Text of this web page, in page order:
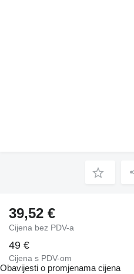
39,52 €
Cijena bez PDV-a
49 €
Cijena s PDV-om
Obavijesti o promjenama cijena